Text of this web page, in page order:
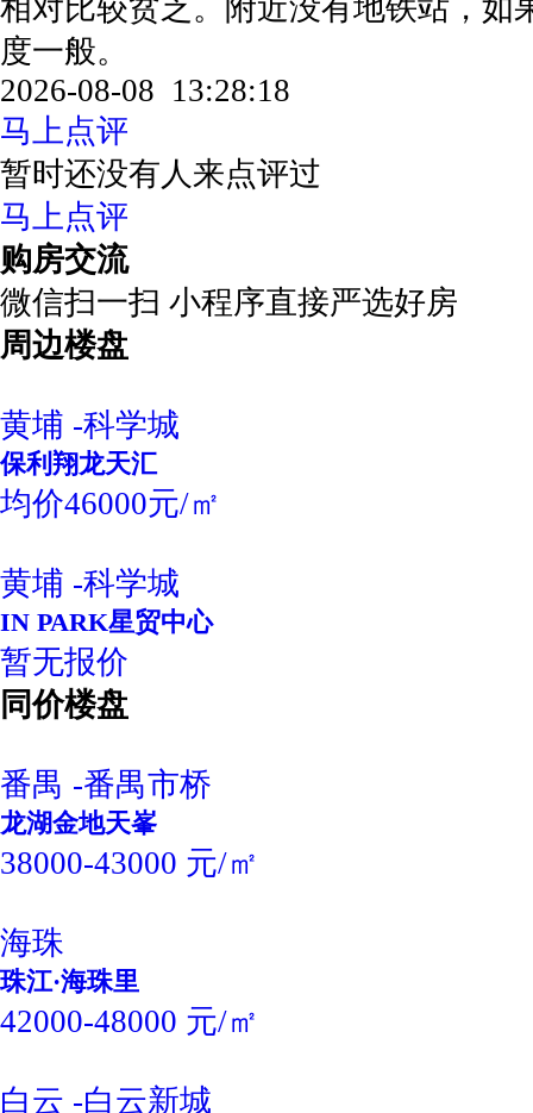
相对比较贫乏。附近没有地铁站，如
度一般。
2026-08-08 13:28:18
马上点评
暂时还没有人来点评过
马上点评
购房交流
微信扫一扫 小程序直接严选好房
周边楼盘
黄埔 -科学城
保利翔龙天汇
均价46000元/㎡
黄埔 -科学城
IN PARK星贸中心
暂无报价
同价楼盘
番禺 -番禺市桥
龙湖金地天峯
38000-43000 元/㎡
海珠
珠江·海珠里
42000-48000 元/㎡
白云 -白云新城